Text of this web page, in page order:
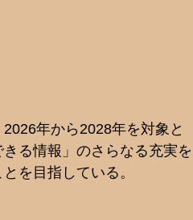
年から2028年を対象と
る情報」のさらなる充実を
を目指している。